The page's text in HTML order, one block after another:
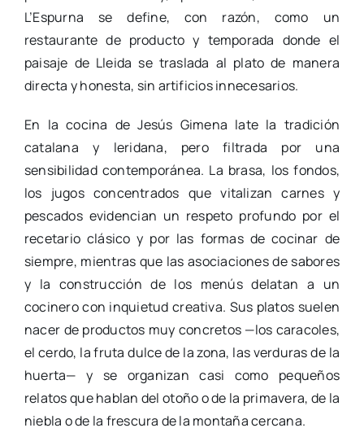
L’Espurna se define, con razón, como un
restaurante de producto y temporada donde el
paisaje de Lleida se traslada al plato de manera
directa y honesta, sin artificios innecesarios.
En la cocina de Jesús Gimena late la tradición
catalana y leridana, pero filtrada por una
sensibilidad contemporánea. La brasa, los fondos,
los jugos concentrados que vitalizan carnes y
pescados evidencian un respeto profundo por el
recetario clásico y por las formas de cocinar de
siempre, mientras que las asociaciones de sabores
y la construcción de los menús delatan a un
cocinero con inquietud creativa. Sus platos suelen
nacer de productos muy concretos —los caracoles,
el cerdo, la fruta dulce de la zona, las verduras de la
huerta— y se organizan casi como pequeños
relatos que hablan del otoño o de la primavera, de la
niebla o de la frescura de la montaña cercana.